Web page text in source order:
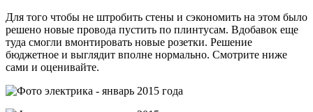
Для того чтобы не штробить стены и сэкономить на этом было
решено новые провода пустить по плинтусам. Вдобавок еще
туда смогли вмонтировать новые розетки. Решение
бюджетное и выглядит вполне нормально. Смотрите ниже
сами и оценивайте.